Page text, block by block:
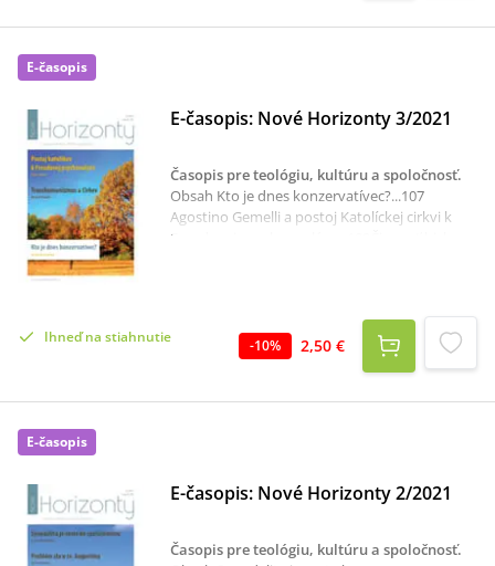
ohlasovanie evanjelia stalo
E-časopis
E-časopis: Nové Horizonty 3/2021
Časopis pre teológiu, kultúru a spoločnosť.
Obsah Kto je dnes konzervatívec?...107
Agostino Gemelli a postoj Katolíckej cirkvi k
Freudovej psychoanalýze...109Činnosť biskupa
kánonicko-právne nástoje pastoračnej
starostlivosti počas pandemickej
situácie...129Nápravný Kristov sylogizmus v
svätých obrazov...144 Niekoľko poznámok k
Ihneď na stiahnutie -10% 2,50 €
E-časopis
E-časopis: Nové Horizonty 2/2021
Časopis pre teológiu, kultúru a spoločnosť.